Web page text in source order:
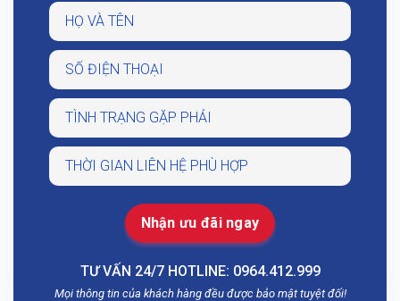
TƯ VẤN 24/7 HOTLINE: 0964.412.999
Mọi thông tin của khách hàng đều được bảo mật tuyệt đối!